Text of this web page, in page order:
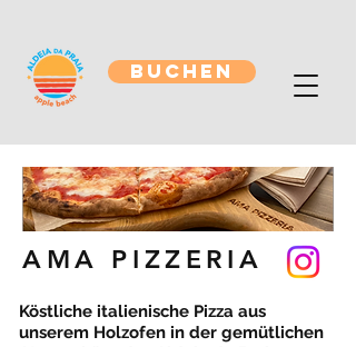
BUCHEN
AMA PIZZERIA
Köstliche italienische Pizza aus
unserem Holzofen in der gemütlichen